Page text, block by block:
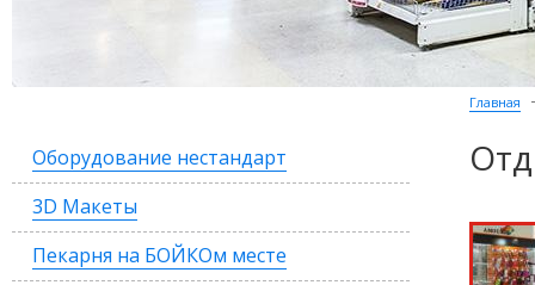
Оборудование нестандарт
3D Макеты
Пекарня на БОЙКОм месте
Главная